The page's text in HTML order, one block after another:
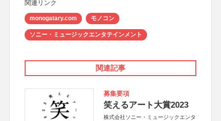
関連リンク
monogatary.com モノコン
ソニー・ミュージックエンタテインメント
関連記事
募集要項
笑えるアート大賞2023
株式会社ソニー・ミュージックエンタ